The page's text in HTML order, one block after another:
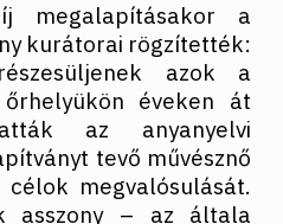
megalapításakor a
kurátorai rögzítették:
azok a
éveken át
az anyanyelvi
tevő művésznő
megvalósulását.
asszony – az általa